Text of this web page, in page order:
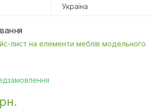
Україна
лист на елементи меблів модельного